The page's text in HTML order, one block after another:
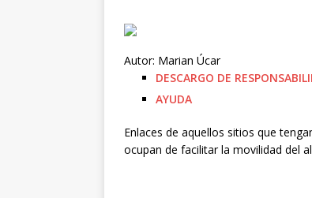
Autor: Marian Úcar
DESCARGO DE
AYUDA
Enlaces de aquellos sitios que
ocupan de facilitar la movilidad del